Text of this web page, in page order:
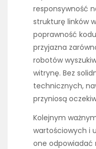
responsywność
strukturę linków
poprawność
przyjazna
robotów
witrynę. Bez
technicznych,
przyniosą
Kolejnym
wartościowych i
one odpowiadać